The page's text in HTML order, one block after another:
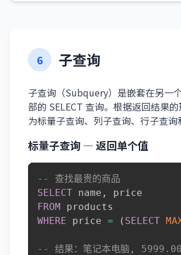
6 子查询
子查询（Subquery）是嵌套在另一
部的 SELECT 查询。根据返回结果
为标量子查询、列子查询、行子查询
标量子查询 — 返回单个值
-- 查找最贵的商品
SELECT name ,
FROM
WHERE price = ( SELECT
-- 结果：笔记本电脑, 5999.00